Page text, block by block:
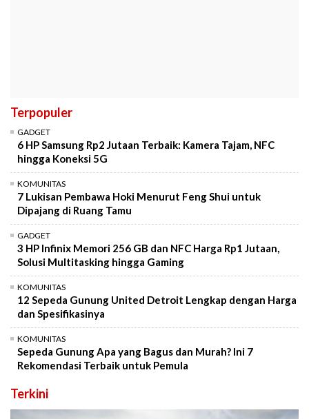
Terpopuler
GADGET
6 HP Samsung Rp2 Jutaan Terbaik: Kamera Tajam, NFC
hingga Koneksi 5G
KOMUNITAS
7 Lukisan Pembawa Hoki Menurut Feng Shui untuk
Dipajang di Ruang Tamu
GADGET
3 HP Infinix Memori 256 GB dan NFC Harga Rp1 Jutaan,
Solusi Multitasking hingga Gaming
KOMUNITAS
12 Sepeda Gunung United Detroit Lengkap dengan Harga
dan Spesifikasinya
KOMUNITAS
Sepeda Gunung Apa yang Bagus dan Murah? Ini 7
Rekomendasi Terbaik untuk Pemula
Terkini